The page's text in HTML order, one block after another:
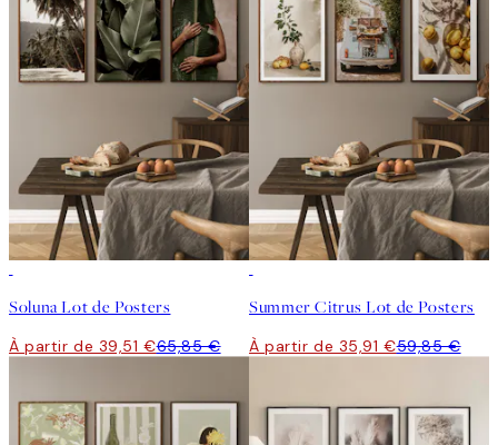
Soluna Lot de Posters
À partir de 39,51 €65,85 €
Summer Citrus Lot de Posters
À partir de 35,91 €59,85 €